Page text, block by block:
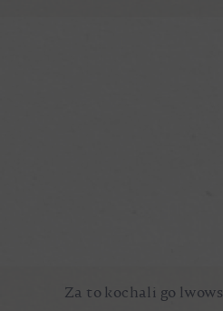
Za to kochali go